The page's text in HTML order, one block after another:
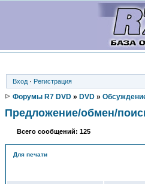
Вход · Регистрация
Форумы R7 DVD » DVD »
Предложение/обмен/
Всего сообщений: 125
Для печати